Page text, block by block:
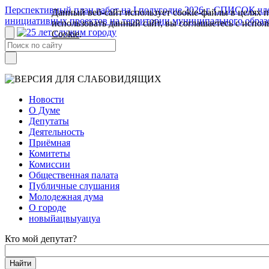
Перспективный план работ на I полугодие 2026 г. СПИСОК
инициативных проектов на территории муниципального
Новости
О Думе
Депутаты
Деятельность
Приёмная
Комитеты
Комиссии
Общественная палата
Публичные слушания
Молодежная дума
О городе
новыйацвыуацуа
Кто мой депутат?
Данный веб-сайт использует cookie-файлы в целях
использовать данный сайт, вы соглашаетесь с
Cookie.